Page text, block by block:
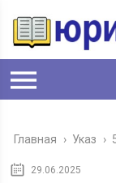
Главная › Указ ›
29.06.2025